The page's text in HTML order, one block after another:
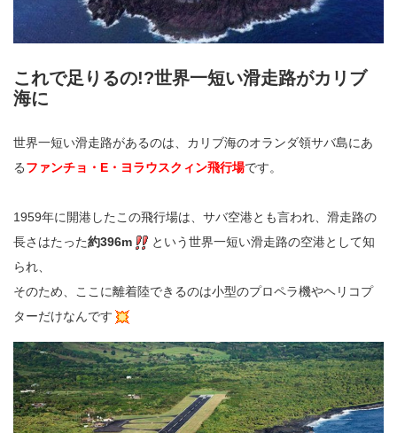
これで足りるの!?世界一短い滑走路がカリブ
海に
世界一短い滑走路があるのは、カリブ海のオランダ領サバ島にあ
るファンチョ・E・ヨラウスクィン飛行場です。
1959年に開港したこの飛行場は、サバ空港とも言われ、滑走路の
長さはたった約396m
という世界一短い滑走路の空港として知
られ、
そのため、ここに離着陸できるのは小型のプロペラ機やヘリコプ
ターだけなんです